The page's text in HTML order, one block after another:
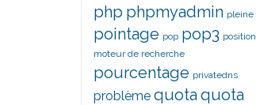
php phpmyadmin pleine
pointage pop pop3 position
moteur de recherche
pourcentage privatedns
problème quotaquota